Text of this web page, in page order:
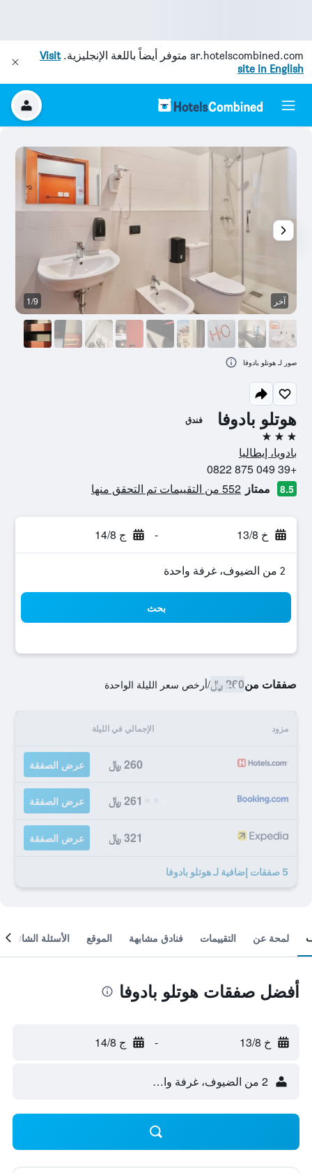
ar.hotelscombined.com متوفر أيضاً باللغة الإنجليزية.Visit
site in English
هوتلو بادوفا فندق
3 نجوم
بادويا، إيطاليا
+39 049 875 0822
8.5 ممتاز 552 من التقييمات تم التحقق منها
خ 13/8 - ج 14/8
2 من الضيوف، غرفة واحدة
بحث
صفقات من260 ﷼ /أرخص سعر الليلة الواحدة
مزود الإجمالي في الليلة
260 ﷼ عرض الصفقة
261 ﷼ عرض الصفقة
321 ﷼ عرض الصفقة
5 صفقات إضافية لـ هوتلو بادوفا
آخر 1/9
صور لـ هوتلو بادوفا
لمحة عن التقييمات فنادق مشابهة الموقع الأسئلة الشائعة
أفضل صفقات هوتلو بادوفا
خ 13/8 - ج 14/8
2 من الضيوف، غرفة واحدة